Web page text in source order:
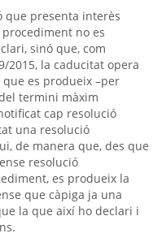
que presenta interès
no es
sinó que, com
2015, la caducitat opera
es produeix –per
termini màxim
cap resolució
una resolució
de manera que, des que
resolució
es produeix la
que càpiga ja una
la que així ho declari i